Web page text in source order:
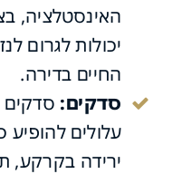
האינסטלציה,
יכולות לגרום
החיים בדירה.
סדקים: סדקים
עלולים להופיע
ירידה בקרקע,